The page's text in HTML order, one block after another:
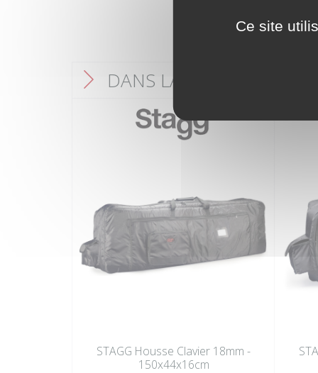
F DANS LA MÊME
STAGG Housse Clavier 18mm -
150x44x16cm
Ce site